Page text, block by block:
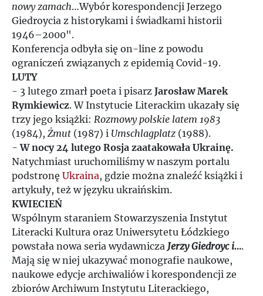
nowy zamach…Wybór korespondencji Jerzego
Giedroycia z historykami i świadkami historii
1946–2000".
Konferencja odbyła się on-line z powodu
ograniczeń związanych z epidemią Covid-19.
LUTY
- 3 lutego zmarł poeta i pisarz Jarosław Marek
Rymkiewicz. W Instytucie Literackim ukazały się
trzy jego książki: Rozmowy polskie latem 1983
(1984), Żmut (1987) i Umschlagplatz (1988).
-W nocy 24 lutego Rosja zaatakowała Ukrainę.
Natychmiast uruchomiliśmy w naszym portalu
podstronę Ukraina, gdzie można znaleźć książki i
artykuły, też w języku ukraińskim.
KWIECIEŃ
Wspólnym staraniem Stowarzyszenia Instytut
Literacki Kultura oraz Uniwersytetu Łódzkiego
powstała nowa seria wydawnicza Jerzy Giedroyc i….
Mają się w niej ukazywać monografie naukowe,
naukowe edycje archiwaliów i korespondencji ze
zbiorów Archiwum Instytutu Literackiego,